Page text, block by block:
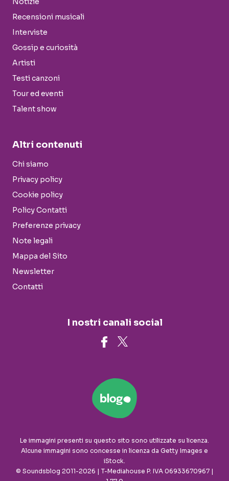
Recensioni musicali
Interviste
Gossip e curiosità
Artisti
Testi canzoni
Tour ed eventi
Talent show
Altri contenuti
Chi siamo
Privacy policy
Cookie policy
Policy Contatti
Preferenze privacy
Note legali
Mappa del Sito
Newsletter
Contatti
I nostri canali social
Le immagini presenti su questo sito sono utilizzate su licenza.
Alcune immagini sono concesse in licenza da Getty Images e
iStock.
© Soundsblog 2011-2026 | T-Mediahouse P. IVA 06933670967 |